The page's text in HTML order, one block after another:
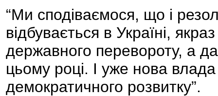
“Ми сподіваємося, що і
відбувається в Україні,
державного перевороту, а
цьому році. І уже нова влада
демократичного розвитку”.